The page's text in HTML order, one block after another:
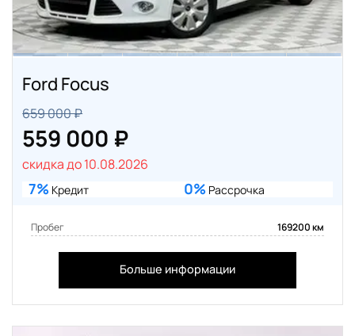
Ford Focus
659 000 ₽
559 000 ₽
скидка до 10.08.2026
7% Кредит 0% Рассрочка
Пробег 169200 км
Больше информации